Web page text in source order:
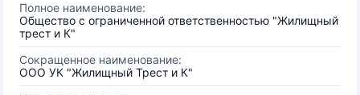
Полное наименование:
Общество с ограниченной ответственностью "Жилищный
трест и К"
Сокращенное наименование:
ООО УК "Жилищный Трест и К"